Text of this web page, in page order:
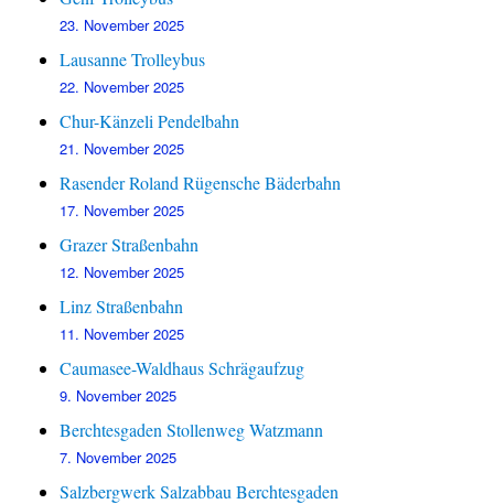
23. November 2025
Lausanne Trolleybus
22. November 2025
Chur-Känzeli Pendelbahn
21. November 2025
Rasender Roland Rügensche Bäderbahn
17. November 2025
Grazer Straßenbahn
12. November 2025
Linz Straßenbahn
11. November 2025
Caumasee-Waldhaus Schrägaufzug
9. November 2025
Berchtesgaden Stollenweg Watzmann
7. November 2025
Salzbergwerk Salzabbau Berchtesgaden